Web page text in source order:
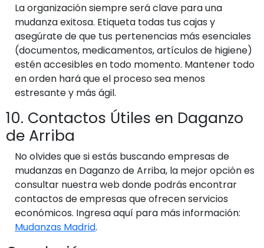
La organización siempre será clave para una
mudanza exitosa. Etiqueta todas tus cajas y
asegúrate de que tus pertenencias más esenciales
(documentos, medicamentos, artículos de higiene)
estén accesibles en todo momento. Mantener todo
en orden hará que el proceso sea menos
estresante y más ágil.
10. Contactos Útiles en Daganzo
de Arriba
No olvides que si estás buscando empresas de
mudanzas en Daganzo de Arriba, la mejor opción es
consultar nuestra web donde podrás encontrar
contactos de empresas que ofrecen servicios
económicos. Ingresa aquí para más información:
Mudanzas Madrid.